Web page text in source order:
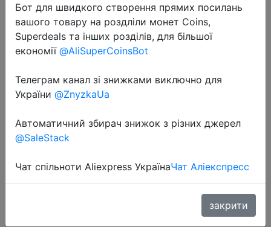
2023-01-05
HUANANZHI RX 580 8G 2048SP
Graphics Cards 256Bit GDDR5
HDMI-Compatible DP DVI GPU
Бот для швидкого створення прямих посилань
вашого товару на роздліли монет Coins,
Superdeals та інших розділів, для більшої
економії @AliSuperCoinsBot
Телеграм канал зі знижками виключно для
України @ZnyzkaUa
Автоматичний збирач знижок з різних джерел
@SaleStack
Чат спільноти Aliexpress УкраїнаЧат Аліекспресс
закрити